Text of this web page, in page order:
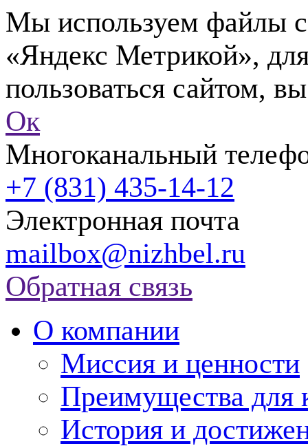
Мы используем файлы
«Яндекс Метрикой»,
пользоваться сайтом,
Ок
Многоканальный
+7 (831) 435-14-12
Электронная почта
mailbox@nizhbel.ru
Обратная связь
О компании
Миссия и ценности
Преимущества для
История и